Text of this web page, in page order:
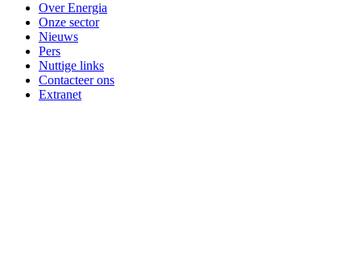
Over Energia
Onze sector
Nieuws
Pers
Nuttige links
Contacteer ons
Extranet